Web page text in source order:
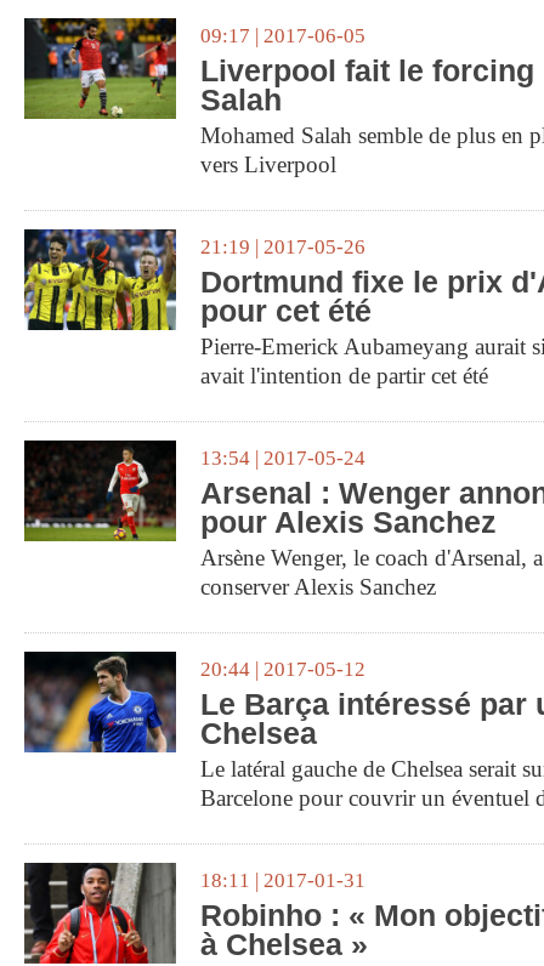
09:17 | 2017-06-05
Liverpool fait le forcing
Salah
Mohamed Salah semble de plus en
vers Liverpool
21:19 | 2017-05-26
Dortmund fixe le prix
pour cet été
Pierre-Emerick Aubameyang aurait
avait l'intention de partir cet été
13:54 | 2017-05-24
Arsenal : Wenger
pour Alexis Sanchez
Arsène Wenger, le coach d'Arsenal,
conserver Alexis Sanchez
20:44 | 2017-05-12
Le Barça intéressé par
Chelsea
Le latéral gauche de Chelsea serait
Barcelone pour couvrir un éventuel
18:11 | 2017-01-31
Robinho : « Mon
à Chelsea »